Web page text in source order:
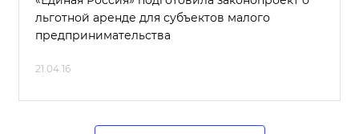
льготной аренде для субъектов малого
предпринимательства
21.04.16